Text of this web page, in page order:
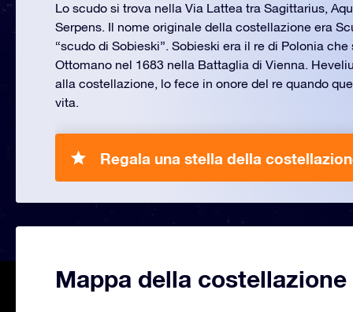
Lo scudo si trova nella Via Lattea tra Sagittarius,
Serpens. Il nome originale della costellazione era
“scudo di Sobieski”. Sobieski era il re di Polonia che
Ottomano nel 1683 nella Battaglia di Vienna.
alla costellazione, lo fece in onore del re quando
vita.
Regala una stella della
Mappa della